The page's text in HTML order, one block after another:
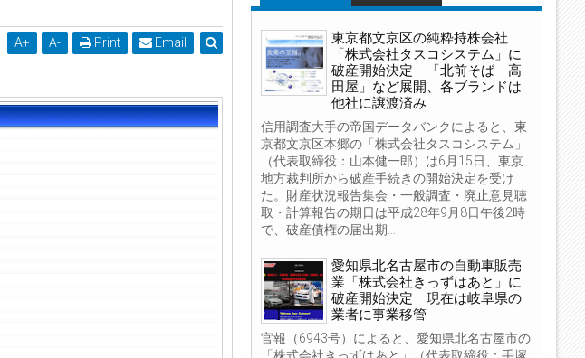
A+ A- Print Email
東京都文京区の純粋持株会社
「株式会社タスコシステム」に
破産開始決定 「北前そば 高
田屋」など展開、各ブランドは
他社に譲渡済み
信用調査大手の帝国データバンクによると、東
京都文京区本郷の「株式会社タスコシステム」
（代表取締役：山本健一郎）は6月15日、東京
地方裁判所から破産手続きの開始決定を受け
た。財産状況報告集会・一般調査・廃止意見聴
取・計算報告の期日は平成28年9月8日午後2時
で、破産債権の届出期...
愛知県北名古屋市の自動車販売
業「株式会社きっずはあと」に
破産開始決定 現在は岐阜県の
業者に事業移管
官報（6943号）によると、愛知県北名古屋市の
「株式会社きっずはあと」（代表取締役：手塚